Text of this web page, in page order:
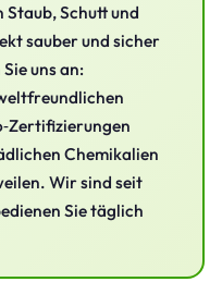
Schutt und
sauber und sicher
uns an:
Chemikalien
Wir sind seit
Sie täglich